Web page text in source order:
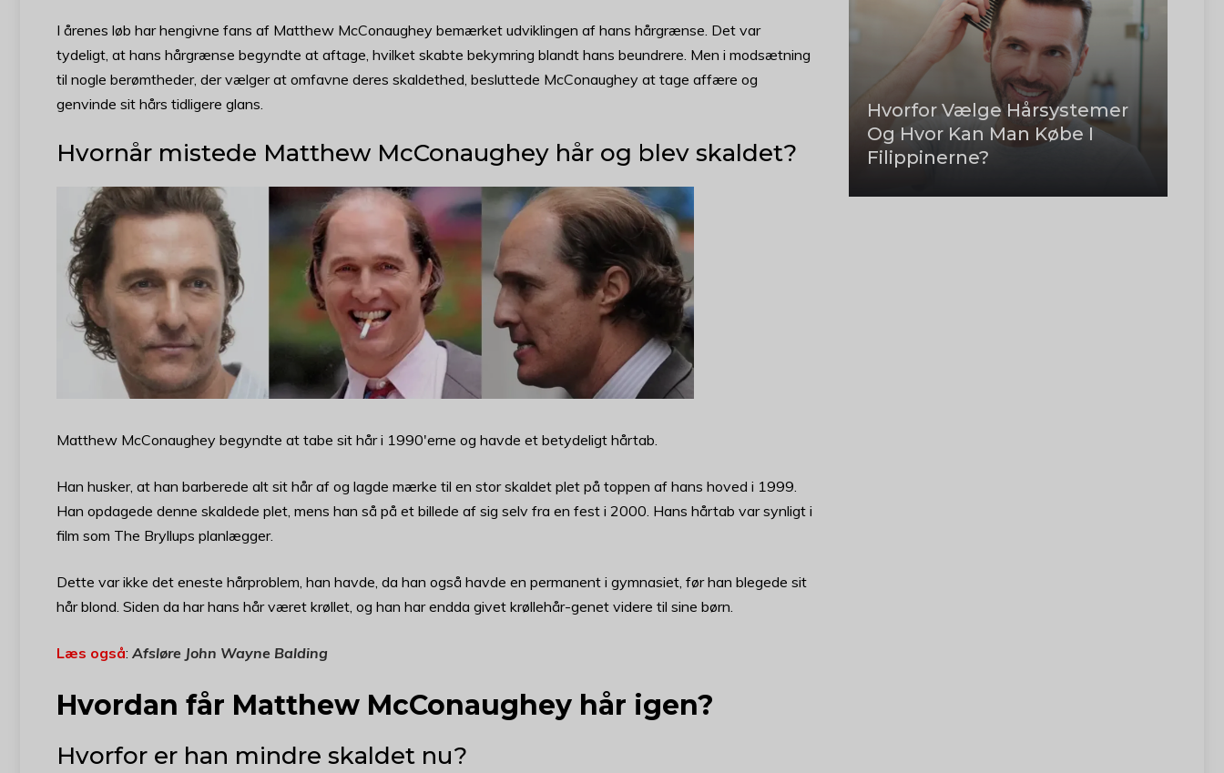
I årenes løb har hengivne fans af Matthew McConaughey bemærket udviklingen af hans hårgrænse. Det var
tydeligt, at hans hårgrænse begyndte at aftage, hvilket skabte bekymring blandt hans beundrere. Men i modsætning
til nogle berømtheder, der vælger at omfavne deres skaldethed, besluttede McConaughey at tage affære og
genvinde sit hårs tidligere glans.
Hvornår mistede Matthew McConaughey hår og blev skaldet?
Matthew McConaughey begyndte at tabe sit hår i 1990'erne og havde et betydeligt hårtab.
Han husker, at han barberede alt sit hår af og lagde mærke til en stor skaldet plet på toppen af hans hoved i 1999.
Han opdagede denne skaldede plet, mens han så på et billede af sig selv fra en fest i 2000. Hans hårtab var synligt i
film som The Bryllups planlægger.
Dette var ikke det eneste hårproblem, han havde, da han også havde en permanent i gymnasiet, før han blegede sit
hår blond. Siden da har hans hår været krøllet, og han har endda givet krøllehår-genet videre til sine børn.
Læs også: Afsløre John Wayne Balding
Hvordan får Matthew McConaughey hår igen?
Hvorfor er han mindre skaldet nu?
Hvorfor Vælge Hårsystemer
Og Hvor Kan Man Købe I
Filippinerne?